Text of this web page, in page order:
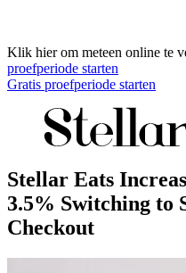
Klik hier om meteen online te
proefperiode starten
Gratis proefperiode starten
Stellar Eats
3.5% Switching to
Checkout